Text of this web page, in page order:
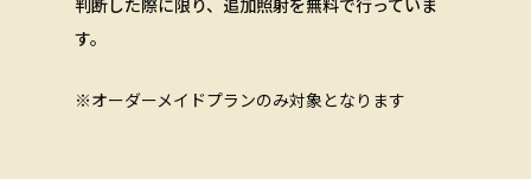
判断した際に限り、 追加照射を無料で行っていま
す。
※オーダーメイドプランのみ対象となります